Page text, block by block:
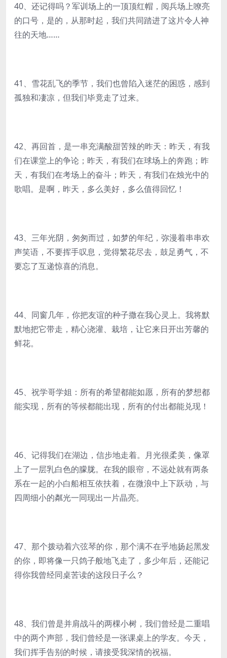
40、还记得吗？军训场上的一顶顶红帽，阅兵场上嘹亮
的口号，是的，从那时起，我们共同踏进了这片令人神
往的天地……
41、雪花乱飞的季节，我们也曾陷入迷茫的困惑，感到
孤独和凄凉，但我们毕竟走了过来。
42、再回首，是一串充满酸甜苦辣的昨天：昨天，有我
们在课堂上的争论；昨天，有我们在球场上的奔跑；昨
天，有我们在考场上的奋斗；昨天，有我们在烛光中的
歌唱。是啊，昨天，多么美好，多么值得回忆！
43、三年光阴，匆匆而过，如梦的年纪，弥漫着串串欢
声笑语，不要挥手叹息，觉得繁花尽去，鼓足勇气，不
要忘了互递惊喜的消息。
44、同窗几年，你把友谊的种子撒在我心灵上。我将默
默地把它带走，精心浇灌、栽培，让它来日开出芳馨的
鲜花。
45、祝学哥学姐：所有的希望都能如愿，所有的梦想都
能实现，所有的等候都能出现，所有的付出都能兑现！
46、记得我们在湖边，信步地走着。月光很柔美，像罩
上了一层乳白色的朦胧。在我的眼帘，不远处就有两条
系在一起的小白船相互依扶着，在微浪中上下跃动，与
四周细小的粼光一同现出一片晶亮。
47、那个拨动着六弦琴的你，那个满不在乎地扬起黑发
的你，即将像一只鸽子般地飞走了，多少年后，还能记
得你我曾经同桌苦读的这段日子么？
48、我们曾是并肩战斗的两棵小树，我们曾经是二重唱
中的两个声部，我们曾经是一张课桌上的学友。今天，
我们挥手告别的时候，请接受我深情的祝福。